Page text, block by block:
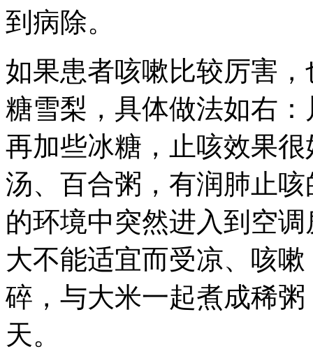
到病除。
如果患者咳嗽比较厉害
糖雪梨，具体做法如右
再加些冰糖，止咳效果
汤、百合粥，有润肺止
的环境中突然进入到空
大不能适宜而受凉、咳
碎，与大米一起煮成稀
天。